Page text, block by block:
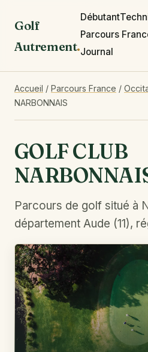
Golf
Autrement.
Débutant
Parcours
Journal
Accueil / Parcours France /
NARBONNAIS
GOLF CLUB
Parcours de golf situé à
département Aude (11),